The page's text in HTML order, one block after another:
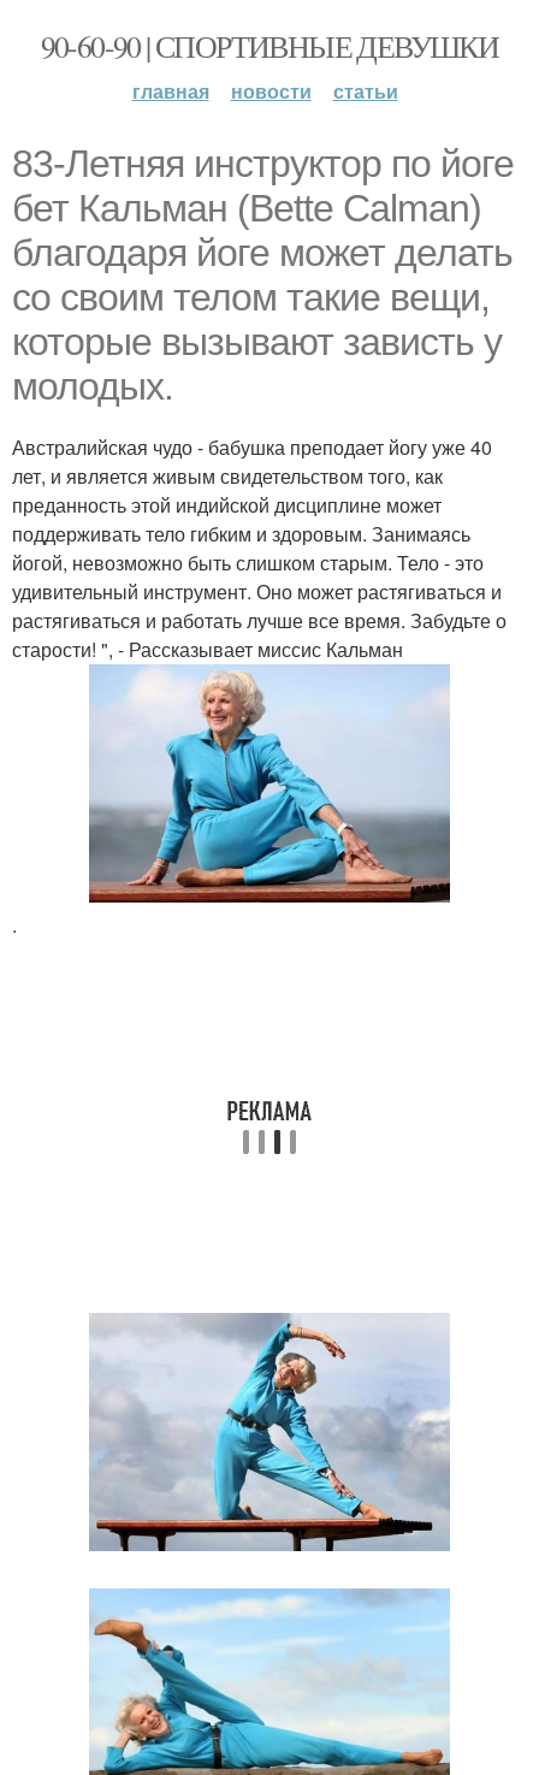
90-60-90 | СПОРТИВНЫЕ ДЕВУШКИ
главная новости статьи
83-Летняя инструктор по йоге
бет Кальман (Bette Calman)
благодаря йоге может делать
со своим телом такие вещи,
которые вызывают зависть у
молодых.
Австралийская чудо - бабушка преподает йогу уже 40
лет, и является живым свидетельством того, как
преданность этой индийской дисциплине может
поддерживать тело гибким и здоровым. Занимаясь
йогой, невозможно быть слишком старым. Тело - это
удивительный инструмент. Оно может растягиваться и
растягиваться и работать лучше все время. Забудьте о
старости! ", - Рассказывает миссис Кальман
.